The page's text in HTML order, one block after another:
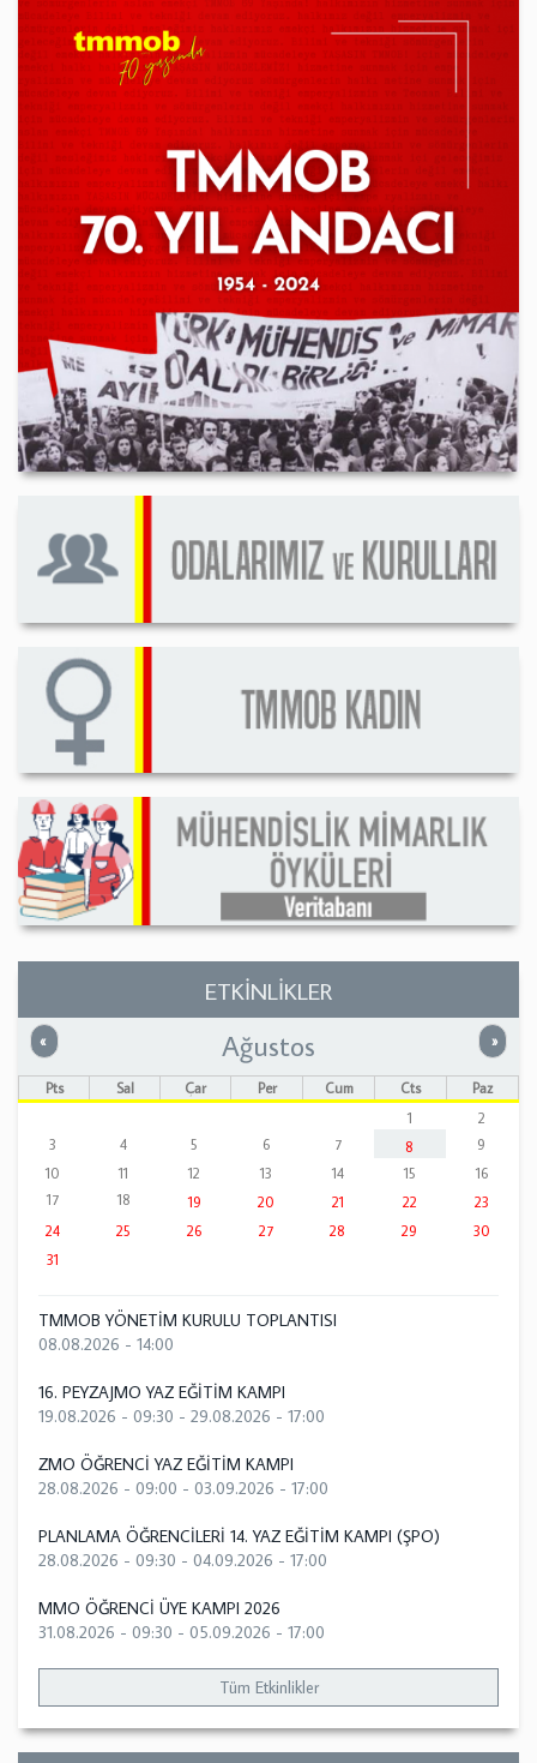
ETKİNLİKLER
« Önceki »
Ağustos
Pts Sal Çar Per Cum Cts
Paz
1
2
3
4 5 6 7 8
9
10
11 12 13 14 15
16
17
18 19 20 21 22
23
24
25 26 27 28 29
30
31
TMMOB YÖNETİM KURULU TOPLANTISI
08.08.2026 - 14:00
16. PEYZAJMO YAZ EĞİTİM KAMPI
19.08.2026 - 09:30 - 29.08.2026 - 17:00
ZMO ÖĞRENCİ YAZ EĞİTİM KAMPI
28.08.2026 - 09:00 - 03.09.2026 - 17:00
PLANLAMA ÖĞRENCİLERİ 14. YAZ EĞİTİM KAMPI (ŞPO)
28.08.2026 - 09:30 - 04.09.2026 - 17:00
MMO ÖĞRENCİ ÜYE KAMPI 2026
31.08.2026 - 09:30 - 05.09.2026 - 17:00
Tüm Etkinlikler